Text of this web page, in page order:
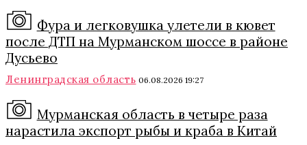
Фура и легковушка улетели в кювет
после ДТП на Мурманском шоссе в районе
Дусьево
Ленинградская область 06.08.2026 19:27
Мурманская область в четыре раза
нарастила экспорт рыбы и краба в Китай